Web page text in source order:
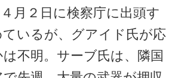
月２日に検察庁に出頭す
いるが、グアイド氏が応
不明。サーブ氏は、隣国